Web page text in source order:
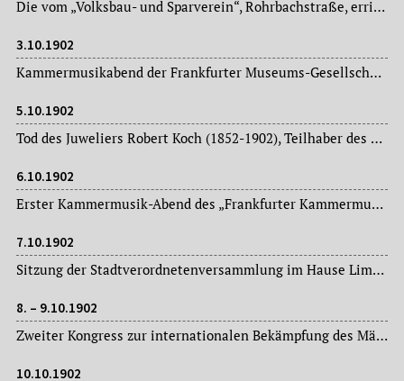
Die vom „Volksbau- und Sparverein“, Rohrbachstraße, errichteten sechs Wohngebäude mit jeweils acht Wohnungen werden bezogen.
3.10.1902
Kammermusikabend der Frankfurter Museums-Gesellschaft im Saalbau.
5.10.1902
Tod des Juweliers Robert Koch (1852-1902), Teilhaber des bekannten Juweliergeschäftes gleichen Namens.
6.10.1902
Erster Kammermusik-Abend des „Frankfurter Kammermusik-Ensemble“ im Saal von Dr. Hoch’s Konservatorium.
7.10.1902
Sitzung der Stadtverordnetenversammlung im Hause Limpurg: Magistratsvorlagen, Ausschussberichte.
8. – 9.10.1902
Zweiter Kongress zur internationalen Bekämpfung des Mädchenhandels in der Frankfurt-Loge.
10.10.1902